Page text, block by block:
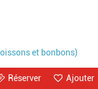
et bonbons)
Ajouter
Réserver